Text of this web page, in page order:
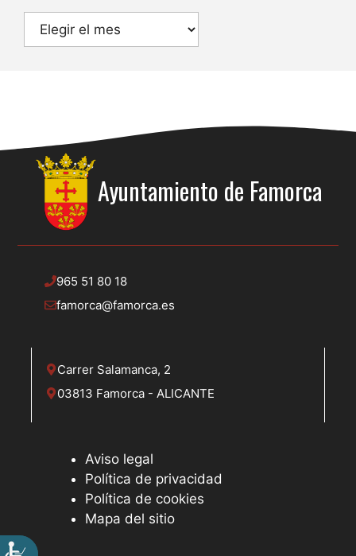
Archivos
Ayuntamiento de Famorca
965 51 80 18
famorca@famorca.es
Carrer Salamanca, 2
03813 Famorca - ALICANTE
Aviso legal
Política de privacidad
Política de cookies
Mapa del sitio